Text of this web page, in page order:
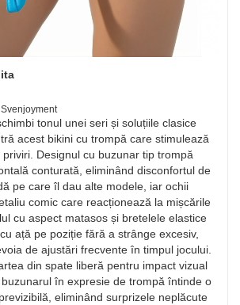
tonul unei seri și soluțiile clasice
acest bikini cu trompă care stimulează
Designul cu buzunar tip trompă
conturată, eliminând disconfortul de
pe care îl dau alte modele, iar ochii
comic care reacționează la mișcările
cu aspect matasos și bretelele elastice
ață pe poziție fără a strânge excesiv,
de ajustări frecvente în timpul jocului.
din spate liberă pentru impact vizual
în expresie de trompă întinde o
eliminând surprizele neplăcute